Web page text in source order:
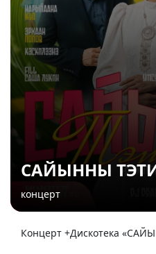
САЙЫННЫ
концерт
Концерт +Дискотека